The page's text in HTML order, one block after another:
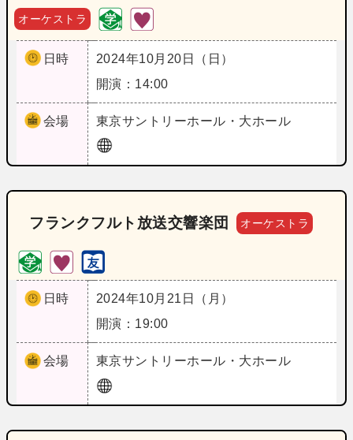
オーケストラ
日時
2024年10月20日（日）
開演：14:00
会場 東京サントリーホール・大ホール
フランクフルト放送交響楽団 オーケストラ
日時
2024年10月21日（月）
開演：19:00
会場 東京サントリーホール・大ホール